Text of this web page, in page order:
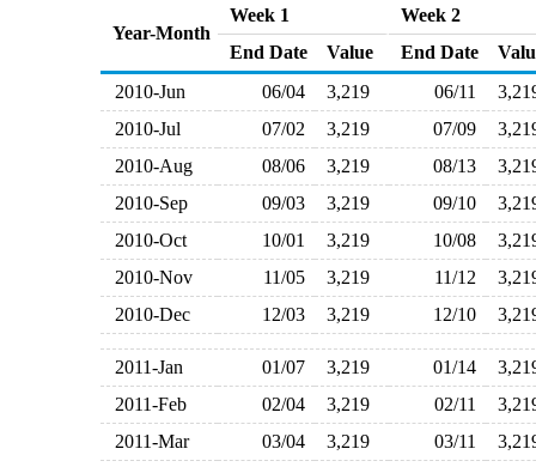
Year-Month
Week 1
Week 2
End Date
Value End Date
2010-Jun
06/04 3,219 06/11
2010-Jul
07/02 3,219 07/09
2010-Aug
08/06 3,219 08/13
2010-Sep
09/03 3,219 09/10
2010-Oct
10/01 3,219 10/08
2010-Nov
11/05 3,219 11/12
2010-Dec
12/03 3,219 12/10
2011-Jan 01/07 3,219 01/14
2011-Feb
02/04 3,219 02/11
2011-Mar
03/04 3,219 03/11